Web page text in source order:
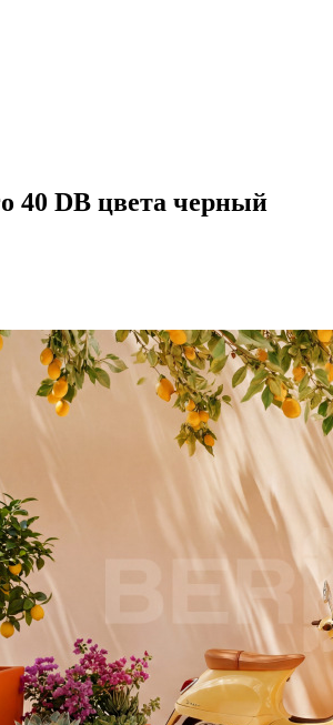
40 DB цвета черный